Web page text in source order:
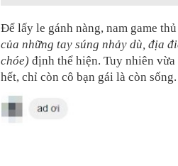
Để lấy le gánh nàng, nam game
của những tay súng nhảy dù, địa
chóe) định thể hiện. Tuy nhiên
hết, chỉ còn cô bạn gái là còn sống.